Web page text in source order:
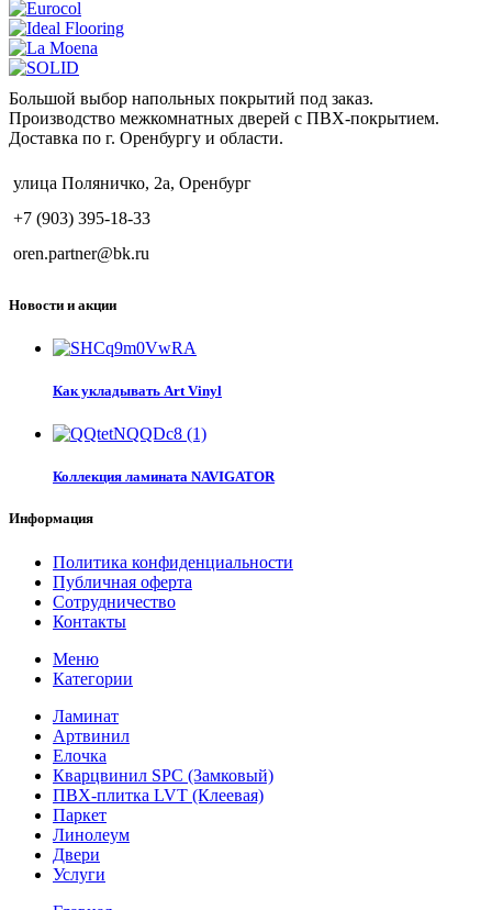
Большой выбор напольных покрытий под заказ.
Производство межкомнатных дверей с ПВХ-покрытием.
Доставка по г. Оренбургу и области.
улица Поляничко, 2а, Оренбург
+7 (903) 395-18-33
oren.partner@bk.ru
Новости и акции
Как укладывать Art Vinyl
Коллекция ламината NAVIGATOR
Информация
Политика конфиденциальности
Публичная оферта
Сотрудничество
Контакты
Меню
Категории
Ламинат
Артвинил
Елочка
Кварцвинил SPC (Замковый)
ПВХ-плитка LVT (Клеевая)
Паркет
Линолеум
Двери
Услуги